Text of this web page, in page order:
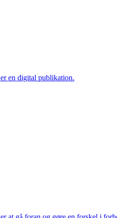
en digital publikation.